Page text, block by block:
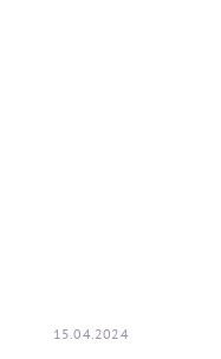
15.04.2024